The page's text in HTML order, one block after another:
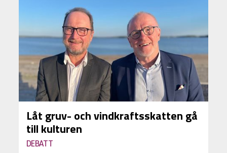
Låt gruv- och vindkraftsskatten gå
till kulturen
DEBATT